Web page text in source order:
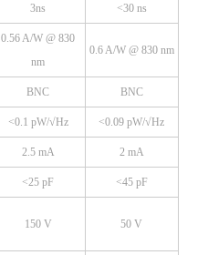
3ns <30 ns
0.56 A/W @ 830
nm
0.6 A/W @ 830 nm
BNC BNC
<0.1 pW/√Hz <0.09 pW/√Hz
2.5 mA 2 mA
<25 pF <45 pF
150 V 50 V